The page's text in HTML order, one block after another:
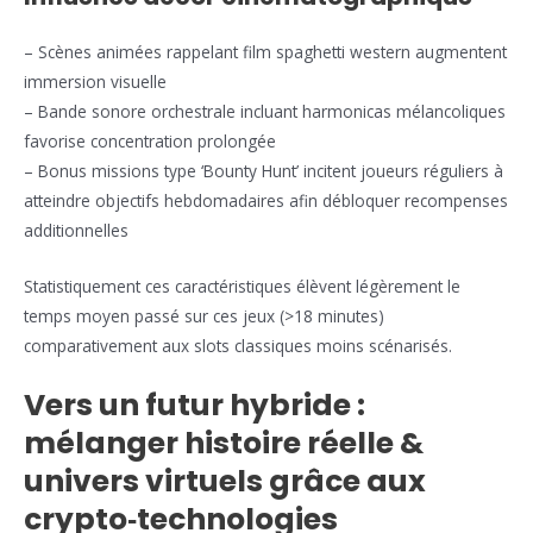
– Scènes animées rappelant film spaghetti western augmentent
immersion visuelle
– Bande sonore orchestrale incluant harmonicas mélancoliques
favorise concentration prolongée
– Bonus missions type ‘Bounty Hunt’ incitent joueurs réguliers à
atteindre objectifs hebdomadaires afin débloquer recompenses
additionnelles
Statistiquement ces caractéristiques élèvent légèrement le
temps moyen passé sur ces jeux (>18 minutes)
comparativement aux slots classiques moins scénarisés.
Vers un futur hybride :
mélanger histoire réelle &
univers virtuels grâce aux
crypto‑technologies